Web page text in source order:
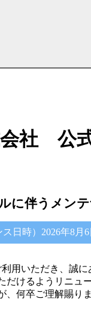
社 公
に伴うメン
ス日時）2026年8月
用いただき、誠に
だけるようリニュ
、何卒ご理解賜り